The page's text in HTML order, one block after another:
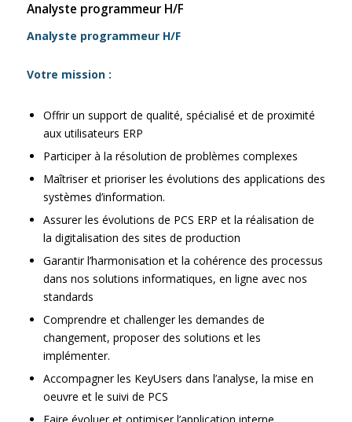
Analyste programmeur H/F
Analyste programmeur H/F
Votre mission :
Offrir un support de qualité, spécialisé et de proximité
aux utilisateurs ERP
Participer à la résolution de problèmes complexes
Maîtriser et prioriser les évolutions des applications des
systèmes d’information.
Assurer les évolutions de PCS ERP et la réalisation de
la digitalisation des sites de production
Garantir l’harmonisation et la cohérence des processus
dans nos solutions informatiques, en ligne avec nos
standards
Comprendre et challenger les demandes de
changement, proposer des solutions et les
implémenter.
Accompagner les KeyUsers dans l’analyse, la mise en
oeuvre et le suivi de PCS